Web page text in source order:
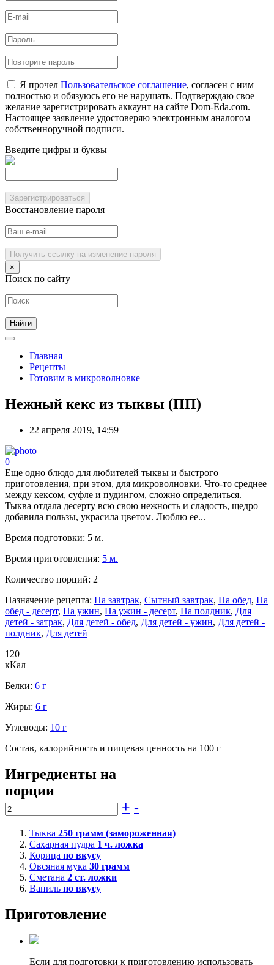
Я прочел Пользовательское соглашение, согласен с ним
полностью и обязуюсь его не нарушать. Подтверждаю свое
желание зарегистрировать аккаунт на сайте Dom-Eda.com.
Настоящее заявление удостоверяю электронным аналогом
собственноручной подписи.
Введите цифры и буквы
Зарегистрироваться
Восстановление пароля
Получить ссылку на изменение пароля
×
Поиск по сайту
Главная
Рецепты
Готовим в микроволновке
Нежный кекс из тыквы (ПП)
22 апреля 2019, 14:59
0
Еще одно блюдо для любителей тыквы и быстрого
приготовления, при этом, для микроволновки. Что-то среднее
между кексом, суфле и пудингом, сложно определиться.
Тыква отдала десерту всю свою нежность и сладость, щедро
добавила пользы, украсила цветом. Люблю ее...
Время подготовки: 5 м.
Время приготовления: 5 м.
Количество порций: 2
Назначение рецепта: На завтрак, Сытный завтрак, На обед, На
обед - десерт, На ужин, На ужин - десерт, На полдник, Для
детей - затрак, Для детей - обед, Для детей - ужин, Для детей -
полдник, Для детей
120
кКал
Белки: 6 г
Жиры: 6 г
Углеводы: 10 г
Состав, калорийность и пищевая ценность на 100 г
Ингредиенты на
порции
+ -
Тыква 250 грамм (замороженная)
Сахарная пудра 1 ч. ложка
Корица по вкусу
Овсяная мука 30 грамм
Сметана 2 ст. ложки
Ваниль по вкусу
Приготовление
Если для подготовки к приготовлению использовать